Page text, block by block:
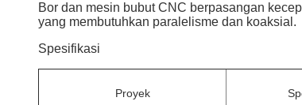
Bor dan mesin bubut CNC berpasangan
yang membutuhkan paralelisme dan koaksial.
Spesifikasi
Proyek